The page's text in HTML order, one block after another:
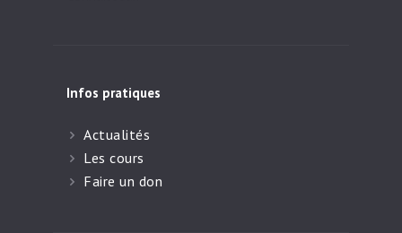
Infos pratiques
Actualités
Les cours
Faire un don